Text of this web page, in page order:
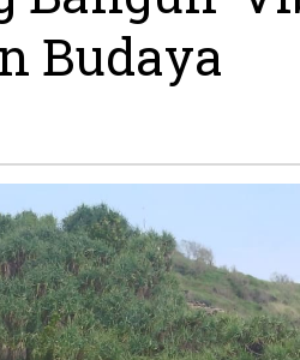
'Vibe'
Wisata
BerbasisBudaya